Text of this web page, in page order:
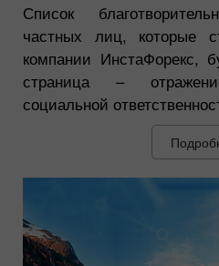
Список
частных лиц, которые
компании ИнстаФорекс,
страница –
социальной